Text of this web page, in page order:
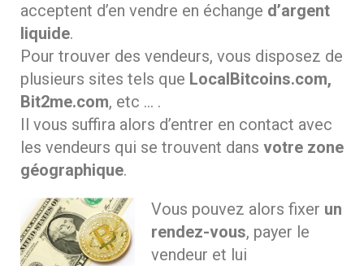
acceptent d’en vendre en échange d’argent
liquide.
Pour trouver des vendeurs, vous disposez de
plusieurs sites tels que LocalBitcoins.com,
Bit2me.com, etc … .
Il vous suffira alors d’entrer en contact avec
les vendeurs qui se trouvent dans votre zone
géographique.
Vous pouvez alors fixer un
rendez-vous, payer le
vendeur et lui